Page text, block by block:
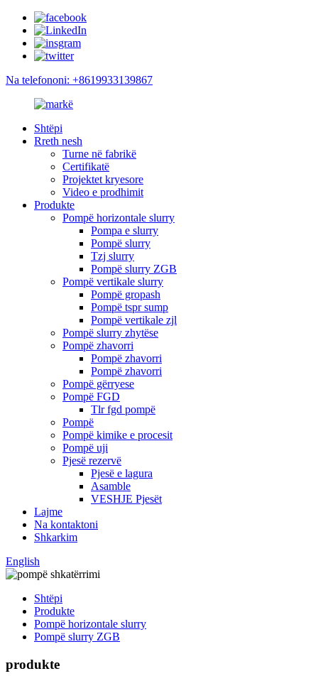
Na telefononi: +8619933139867
Shtëpi
Rreth nesh
Turne në fabrikë
Certifikatë
Projektet kryesore
Video e prodhimit
Produkte
Pompë horizontale slurry
Pompa e slurry
Pompë slurry
Tzj slurry
Pompë slurry ZGB
Pompë vertikale slurry
Pompë gropash
Pompë tspr sump
Pompë vertikale zjl
Pompë slurry zhytëse
Pompë zhavorri
Pompë zhavorri
Pompë zhavorri
Pompë gërryese
Pompë FGD
Tlr fgd pompë
Pompë
Pompë kimike e procesit
Pompë uji
Pjesë rezervë
Pjesë e lagura
Asamble
VESHJE Pjesët
Lajme
Na kontaktoni
Shkarkim
English
Shtëpi
Produkte
Pompë horizontale slurry
Pompë slurry ZGB
produkte